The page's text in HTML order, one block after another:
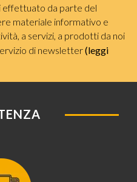
da parte del
materiale informativo e
a servizi, a prodotti da noi
di newsletter(leggi